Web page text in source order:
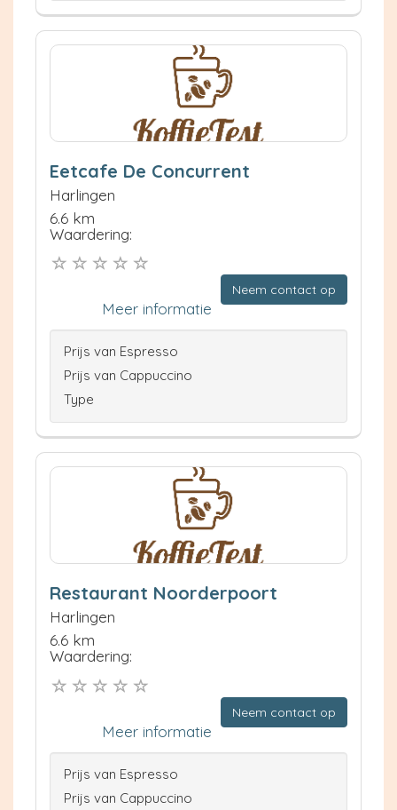
Eetcafe De Concurrent
Harlingen
6.6 km
Waardering:
Neem contact op
Meer informatie
Prijs van Espresso
Prijs van Cappuccino
Type
Restaurant Noorderpoort
Harlingen
6.6 km
Waardering:
Neem contact op
Meer informatie
Prijs van Espresso
Prijs van Cappuccino